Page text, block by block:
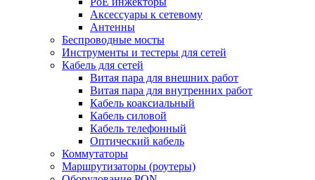
Аксессуары к сетевому
Антенны
Беспроводные мосты
Инструменты и тестеры для сетей
Кабель для сетей
Витая пара для внешних работ
Витая пара для внутренних работ
Кабель коаксиальный
Кабель силовой
Кабель телефонный
Оптический кабель
Коммутаторы
Маршрутизаторы (роутеры)